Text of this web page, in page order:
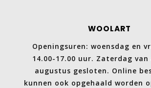
WOOLART
Openingsuren: woensdag en
14.00-17.00 uur. Zaterdag
augustus gesloten. Online
kunnen ook opgehaald worden